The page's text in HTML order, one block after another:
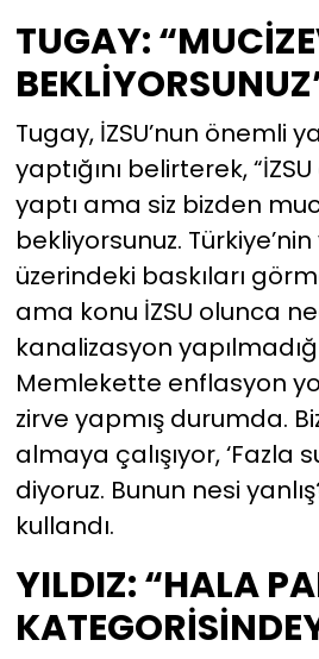
TUGAY:
Tugay, İZSU’nun önemli
yaptığını belirterek,
yaptı ama siz bizden
bekliyorsunuz.
üzerindeki baskıları
ama konu İZSU olunca
kanalizasyon
Memlekette enflasyon
zirve yapmış durumda.
almaya çalışıyor, ‘Fazla
diyoruz. Bunun nesi
kullandı.
YILDIZ: “HALA